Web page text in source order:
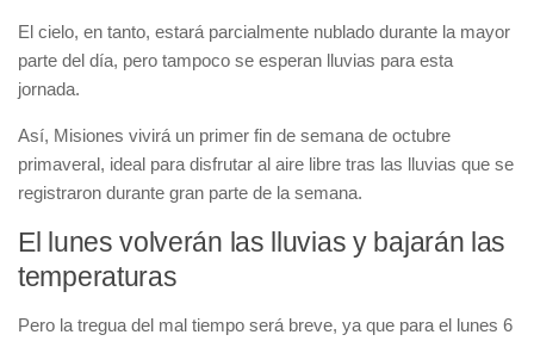
El cielo, en tanto, estará parcialmente nublado durante la mayor
parte del día, pero tampoco se esperan lluvias para esta
jornada.
Así, Misiones vivirá un primer fin de semana de octubre
primaveral, ideal para disfrutar al aire libre tras las lluvias que se
registraron durante gran parte de la semana.
El lunes volverán las lluvias y bajarán las
temperaturas
Pero la tregua del mal tiempo será breve, ya que para el lunes 6